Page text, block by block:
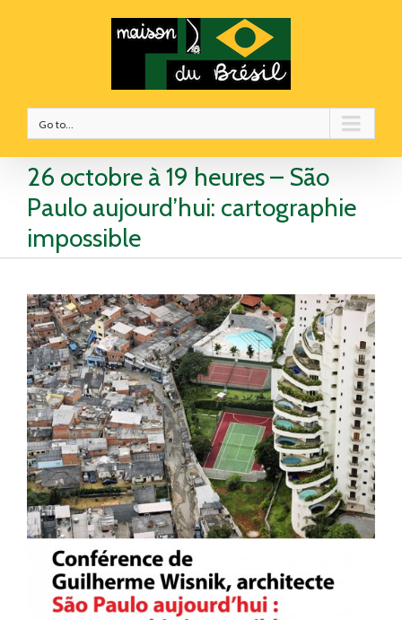
Go to...
26 octobre à 19 heures – São
Paulo aujourd’hui: cartographie
impossible